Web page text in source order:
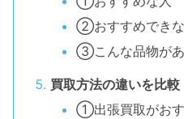
②おすすめできな
③こんな品物があ
買取方法の違いを比較
①出張買取がおす